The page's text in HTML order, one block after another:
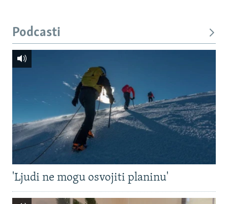
Podcasti
'Ljudi ne mogu osvojiti planinu'